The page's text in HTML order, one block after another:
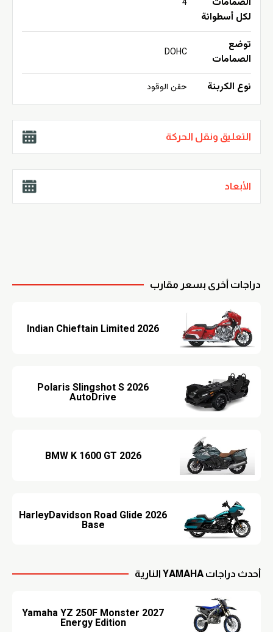
لكل أسطوانة
4
توضع
الصمامات
DOHC
نوع الكربنة حقن الوقود
التعليق ونقل الحركة
الأبعاد
دراجات أخرى بسعر مقارب
2026 Indian Chieftain Limited
2026 Polaris Slingshot S
AutoDrive
2026 BMW K 1600 GT
2026 HarleyDavidson Road Glide
Base
أحدث دراجات YAMAHA النارية
2027 Yamaha YZ 250F Monster
Energy Edition